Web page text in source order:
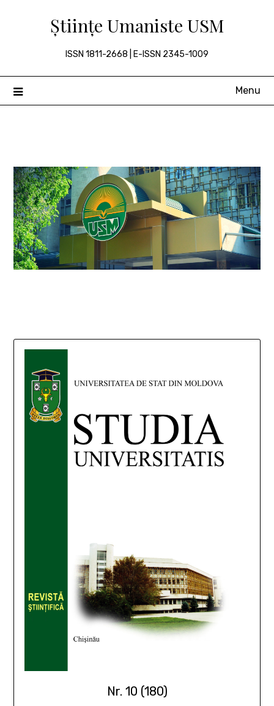
Științe Umaniste USM
ISSN 1811-2668 | E-ISSN 2345-1009
Menu
Nr. 10 (180)